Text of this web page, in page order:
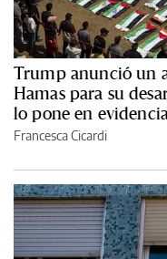
Trump anunció un
Hamas para su
lo pone en
Francesca Cicardi